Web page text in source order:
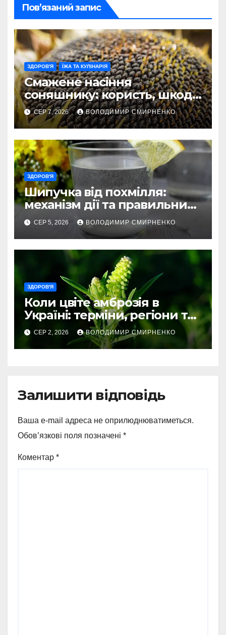
Пов’язаний запис
ЗДОРОВ'Я ЇЖА ТА КУЛІНАРІЯ
Смажене насіння
соняшнику: користь, шкода
та секрети приготування
СЕР 7, 2026 ВОЛОДИМИР СМИРНЕНКО
ЗДОРОВ'Я
Шипучка від похмілля:
механізм дії та правильний
вибір
СЕР 5, 2026 ВОЛОДИМИР СМИРНЕНКО
ЗДОРОВ'Я
Коли цвіте амброзія в
Україні: терміни, регіони та
ризики
СЕР 2, 2026 ВОЛОДИМИР СМИРНЕНКО
Залишити відповідь
Ваша e-mail адреса не оприлюднюватиметься.
Обов’язкові поля позначені *
Коментар *